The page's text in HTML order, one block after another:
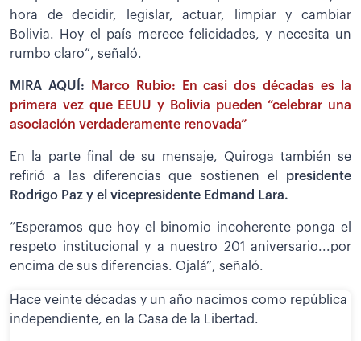
hora de decidir, legislar, actuar, limpiar y cambiar
Bolivia. Hoy el país merece felicidades, y necesita un
rumbo claro”, señaló.
MIRA AQUÍ:
Marco Rubio: En casi dos décadas es la
primera vez que EEUU y Bolivia pueden “celebrar una
asociación verdaderamente renovada”
En la parte final de su mensaje, Quiroga también se
refirió a las diferencias que sostienen el
presidente
Rodrigo Paz y el vicepresidente Edmand Lara.
“Esperamos que hoy el binomio incoherente ponga el
respeto institucional y a nuestro 201 aniversario...por
encima de sus diferencias. Ojalá”, señaló.
Hace veinte décadas y un año nacimos como república
independiente, en la Casa de la Libertad.